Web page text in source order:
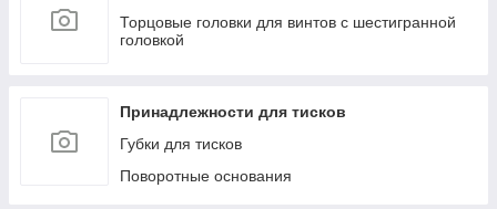
Торцовые головки для винтов с шестигранной
головкой
Принадлежности для тисков
Губки для тисков
Поворотные основания